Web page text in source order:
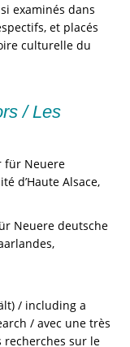
examinés dans
et placés
culturelle du
/Les
für Neuere
d’Haute Alsace,
Neuere deutsche
/ including a
/ avec une très
recherches sur le